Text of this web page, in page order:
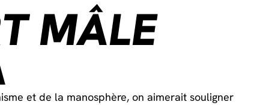
MÂLE
et de la manosphère, on aimerait souligner